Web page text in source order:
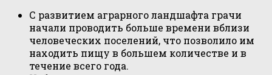
С развитием аграрного ландшафта грачи
начали проводить больше времени вблизи
человеческих поселений, что позволило им
находить пищу в большем количестве и в
течение всего года.